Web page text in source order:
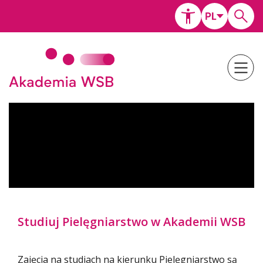
Studiuj Pielęgniarstwo w Akademii WSB
Zajęcia na studiach na kierunku Pielęgniarstwo są